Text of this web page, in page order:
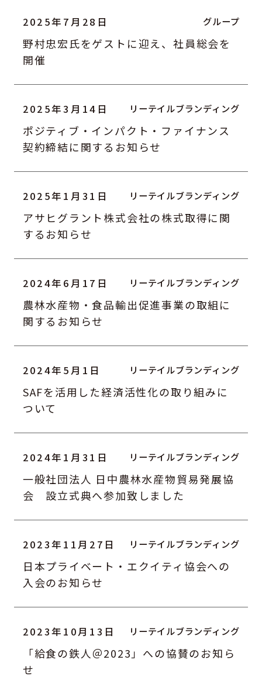
2025年7月28日
野村忠宏氏をゲストに迎え、社員総会を
開催
2025年3月14日
ポジティブ・インパクト・ファイナンス
契約締結に関するお知らせ
2025年1月31日
アサヒグラント株式会社の株式取得に関
するお知らせ
2024年6月17日
農林水産物・食品輸出促進事業の取組に
関するお知らせ
2024年5月1日
SAFを活用した経済活性化の取り組みに
ついて
2024年1月31日
一般社団法人 日中農林水産物貿易発展協
会 設立式典へ参加致しました
2023年11月27日
日本プライベート・エクイティ協会への
入会のお知らせ
2023年10月13日
「給食の鉄人＠2023」への協賛のお知ら
せ